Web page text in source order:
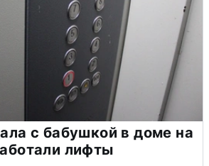
с бабушкой в доме на
лифты